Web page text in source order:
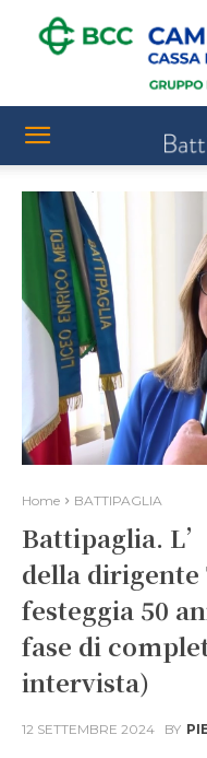
Home BATTIPAGLIA
Battipaglia.
della dirigente
festeggia 50
fase di
intervista)
12 SETTEMBRE 2024 BY